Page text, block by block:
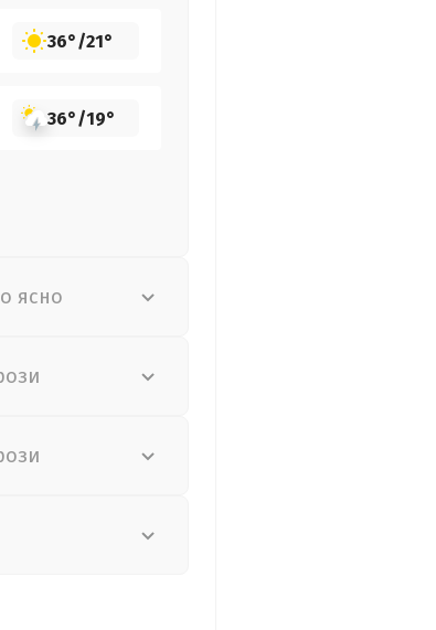
36°/21°
36°/19°
ясно